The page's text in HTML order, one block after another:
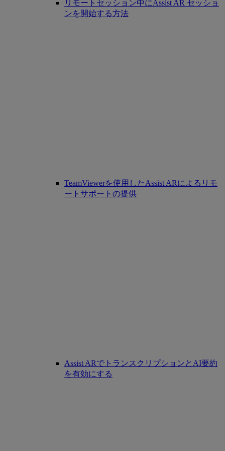
リモートセッション中にAssist AR セッショ
ンを開始する方法
TeamViewerを使用したAssist ARによるリモ
ートサポートの提供
Assist ARでトランスクリプションとAI要約
を有効にする